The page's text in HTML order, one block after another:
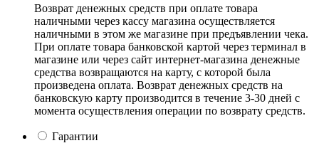
Возврат денежных средств при оплате товара
наличными через кассу магазина осуществляется
наличными в этом же магазине при предъявлении чека.
При оплате товара банковской картой через терминал в
магазине или через сайт интернет-магазина денежные
средства возвращаются на карту, с которой была
произведена оплата. Возврат денежных средств на
банковскую карту производится в течение 3-30 дней с
момента осуществления операции по возврату средств.
Гарантии